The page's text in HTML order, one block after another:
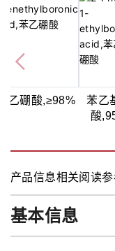
乙硼酸,≥98%
苯乙
酸
产品信息相关阅读
基本信息